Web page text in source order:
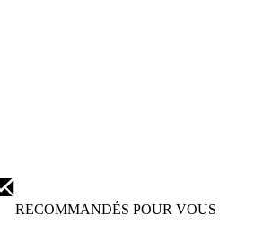
RECOMMANDÉS POUR VOUS